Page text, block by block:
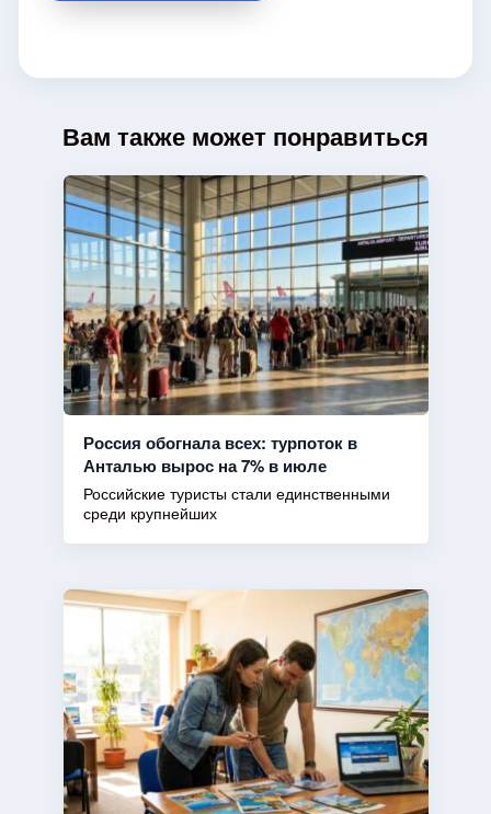
Вам также может понравиться
Россия обогнала всех: турпоток в
Анталью вырос на 7% в июле
Российские туристы стали единственными
среди крупнейших